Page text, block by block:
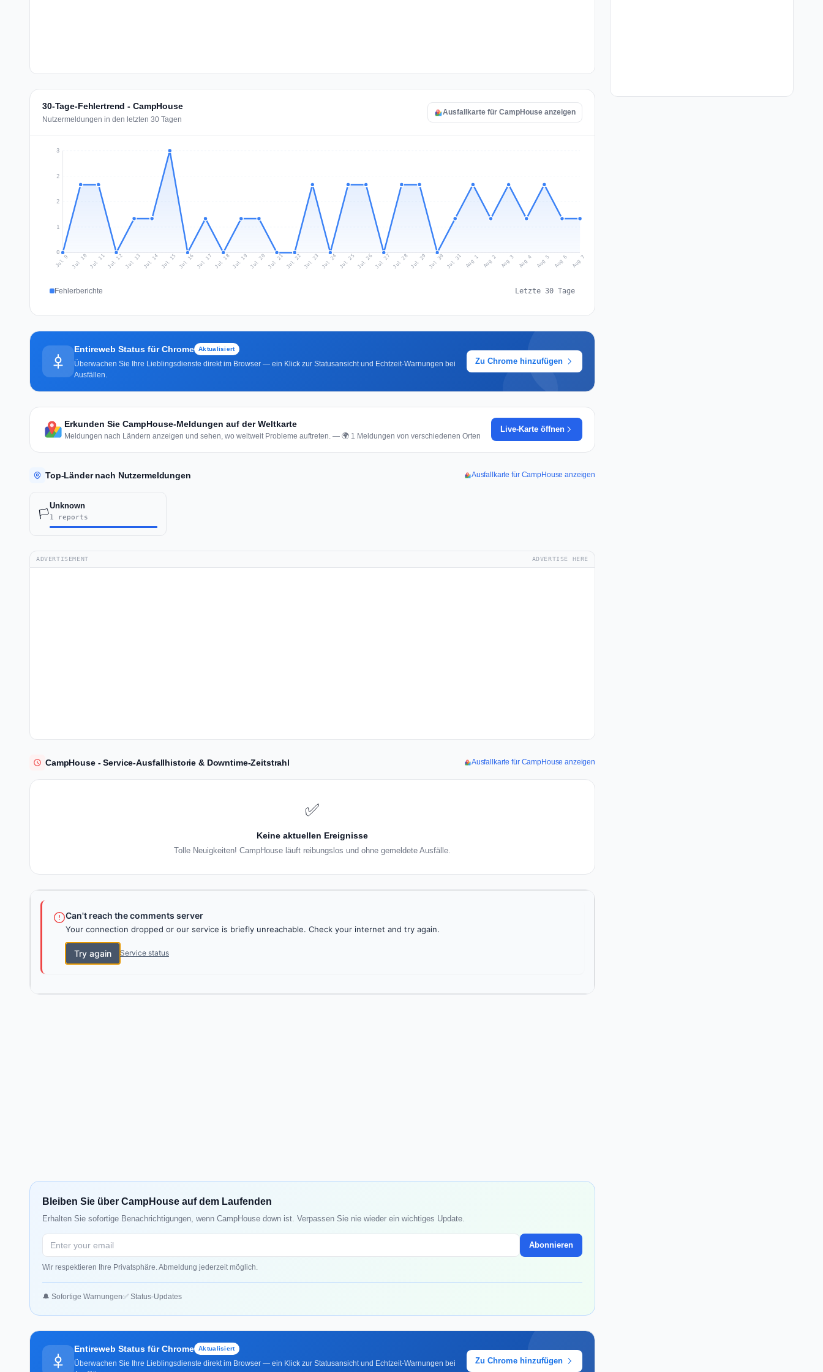
30-Tage-Fehlertrend - CampHouse
Nutzermeldungen in den letzten 30 Tagen
Ausfallkarte für CampHouse anzeigen
0
1
2
2
3
Jul 9 Jul 10 Jul 11Jul 12Jul 13 Jul 14 Jul 15 Jul 16 Jul 17 Jul 18Jul 19 Jul 20 Jul 21 Jul 22 Jul 23 Jul 24 Jul 25 Jul 26Jul 27 Jul 28Jul 29 Jul 30 Jul 31 Aug 1 Aug 2 Aug 3 Aug 4 Aug 5 Aug 6 Aug 7
Fehlerberichte Letzte 30 Tage
Entireweb Status für Chrome Aktualisiert
Überwachen Sie Ihre Lieblingsdienste direkt im Browser — ein Klick zur Statusansicht und Echtzeit-Warnungen bei
Ausfällen.
Zu Chrome hinzufügen
Erkunden Sie CampHouse-Meldungen auf der Weltkarte
Meldungen nach Ländern anzeigen und sehen, wo weltweit Probleme auftreten. — 🌍 1 Meldungen von verschiedenen Orten
Live-Karte öffnen
Top-Länder nach Nutzermeldungen Ausfallkarte für CampHouse anzeigen
🏳️
Unknown
1 reports
ADVERTISEMENT ADVERTISE HERE
CampHouse - Service-Ausfallhistorie & Downtime-Zeitstrahl Ausfallkarte für CampHouse anzeigen
✅
Keine aktuellen Ereignisse
Tolle Neuigkeiten! CampHouse läuft reibungslos und ohne gemeldete Ausfälle.
Can't reach the comments server
Your connection dropped or our service is briefly unreachable. Check your internet and try again.
Try again Service status
Bleiben Sie über CampHouse auf dem Laufenden
Erhalten Sie sofortige Benachrichtigungen, wenn CampHouse down ist. Verpassen Sie nie wieder ein wichtiges Update.
Abonnieren
Wir respektieren Ihre Privatsphäre. Abmeldung jederzeit möglich.
🔔 Sofortige Warnungen✅ Status-Updates
Entireweb Status für Chrome Aktualisiert
Überwachen Sie Ihre Lieblingsdienste direkt im Browser — ein Klick zur Statusansicht und Echtzeit-Warnungen bei
Zu Chrome hinzufügen